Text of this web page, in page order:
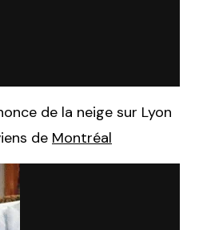
de la neige sur Lyon
de Montréal